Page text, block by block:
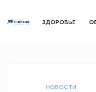
ЗДОРОВЬЕ
НОВОСТИ